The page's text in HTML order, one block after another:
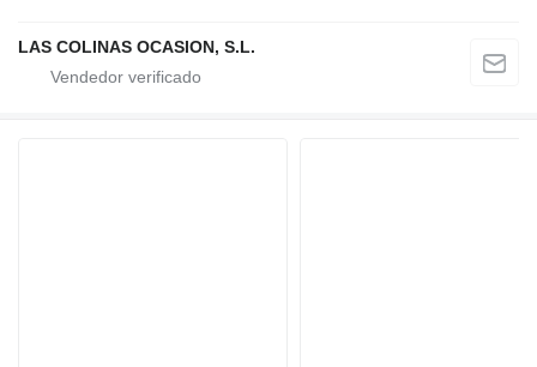
LAS COLINAS OCASION, S.L.